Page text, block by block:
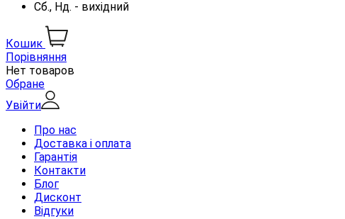
Сб., Нд. - вихідний
Кошик
Порівняння
Нет товаров
Обране
Увійти
Про нас
Доставка і оплата
Гарантія
Контакти
Блог
Дисконт
Відгуки